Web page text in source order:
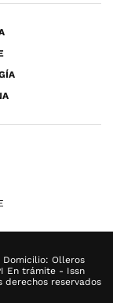
Olleros
En trámite - Issn
derechos reservados